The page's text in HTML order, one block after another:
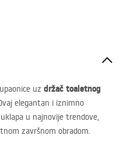
uz držač toaletnog
elegantan i iznimno
u najnovije trendove,
završnom obradom.